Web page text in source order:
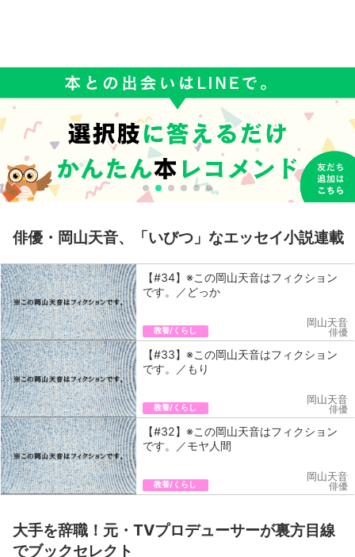
俳優・岡山天音、「いびつ」なエッセイ小説連載
【#34】※この岡山天音はフィクション
です。／どっか
教養/くらし
岡山天音
俳優
【#33】※この岡山天音はフィクション
です。／もり
教養/くらし
岡山天音
俳優
【#32】※この岡山天音はフィクション
です。／モヤ人間
教養/くらし
岡山天音
俳優
大手を辞職！元・TVプロデューサーが裏方目線
でブックセレクト